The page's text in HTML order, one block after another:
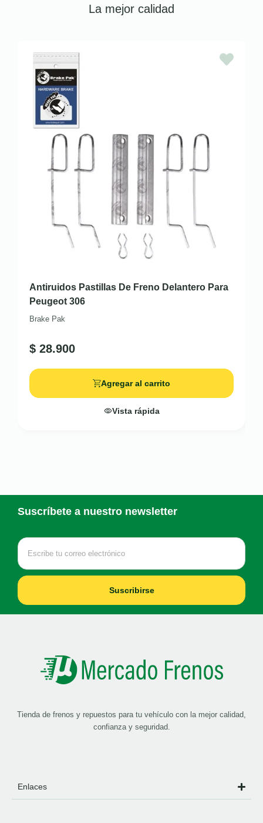
La mejor calidad
Antiruidos Pastillas De Freno Delantero Para
Peugeot 306
Brake Pak
$ 28.900
Agregar al carrito
Vista rápida
Suscríbete a nuestro newsletter
Suscribirse
Tienda de frenos y repuestos para tu vehículo con la mejor calidad,
confianza y seguridad.
Enlaces